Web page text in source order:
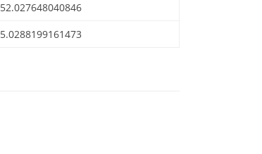
52.027648040846
5.0288199161473